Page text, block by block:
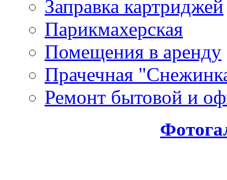
Заправка картриджей
Парикмахерская
Помещения в аренду
Прачечная
Ремонт бытовой и